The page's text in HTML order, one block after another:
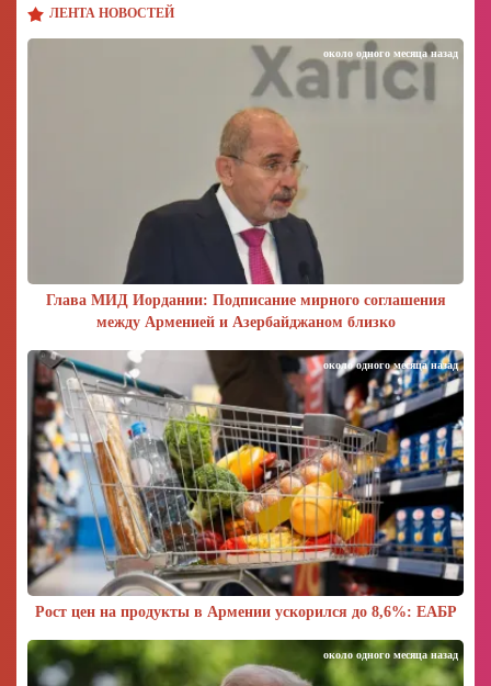
ЛЕНТА НОВОСТЕЙ
Глава МИД Иордании: Подписание мирного соглашения
между Арменией и Азербайджаном близко
около одного месяца назад
Рост цен на продукты в Армении ускорился до 8,6%: ЕАБР
около одного месяца назад
около одного месяца назад